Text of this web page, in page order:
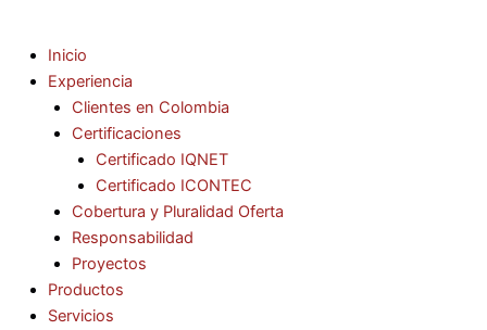
Inicio
Experiencia
Clientes en Colombia
Certificaciones
Certificado IQNET
Certificado ICONTEC
Cobertura y Pluralidad Oferta
Responsabilidad
Proyectos
Productos
Servicios